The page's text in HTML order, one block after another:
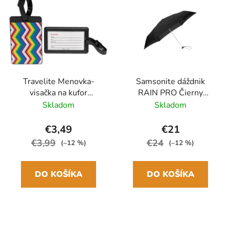
Travelite Menovka-
visačka na kufor
Multicolor Waves
Skladom
€3,49
€3,99 (–12 %)
DO KOŠÍKA
Samsonite dáždnik
RAIN PRO Čierny
skladací manuálny
Skladom
€21
€24 (–12 %)
DO KOŠÍKA